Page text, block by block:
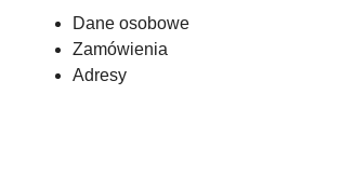
Dane osobowe
Zamówienia
Adresy